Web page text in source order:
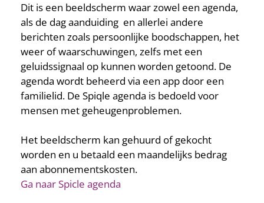
Dit is een beeldscherm waar zowel een agenda,
als de dag aanduiding en allerlei andere
berichten zoals persoonlijke boodschappen, het
weer of waarschuwingen, zelfs met een
geluidssignaal op kunnen worden getoond. De
agenda wordt beheerd via een app door een
familielid. De Spiqle agenda is bedoeld voor
mensen met geheugenproblemen.
Het beeldscherm kan gehuurd of gekocht
worden en u betaald een maandelijks bedrag
aan abonnementskosten.
Ga naar Spicle agenda